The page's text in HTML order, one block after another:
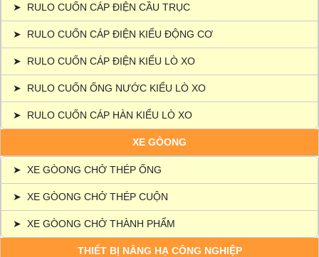
➤ RULO CUỐN CÁP ĐIỆN CẦU TRỤC
➤ RULO CUỐN CÁP ĐIỆN KIỂU ĐỘNG CƠ
➤ RULO CUỐN CÁP ĐIỆN KIỂU LÒ XO
➤ RULO CUỐN ỐNG NƯỚC KIỂU LÒ XO
➤ RULO CUỐN CÁP HÀN KIỂU LÒ XO
XE GÒONG
➤ XE GÒONG CHỞ THÉP ỐNG
➤ XE GÒONG CHỞ THÉP CUỘN
➤ XE GÒONG CHỞ THÀNH PHẨM
THIẾT BỊ NÂNG HẠ CÔNG NGHIỆP